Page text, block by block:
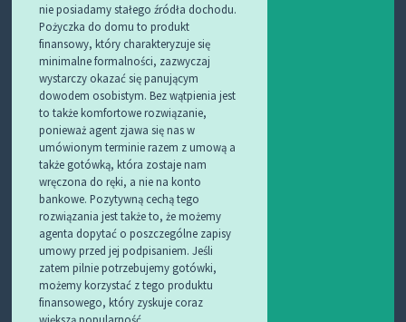
nie posiadamy stałego źródła dochodu.
Pożyczka do domu to produkt
finansowy, który charakteryzuje się
minimalne formalności, zazwyczaj
wystarczy okazać się panującym
dowodem osobistym. Bez wątpienia jest
to także komfortowe rozwiązanie,
ponieważ agent zjawa się nas w
umówionym terminie razem z umową a
także gotówką, która zostaje nam
wręczona do ręki, a nie na konto
bankowe. Pozytywną cechą tego
rozwiązania jest także to, że możemy
agenta dopytać o poszczególne zapisy
umowy przed jej podpisaniem. Jeśli
zatem pilnie potrzebujemy gotówki,
możemy korzystać z tego produktu
finansowego, który zyskuje coraz
większą popularność.